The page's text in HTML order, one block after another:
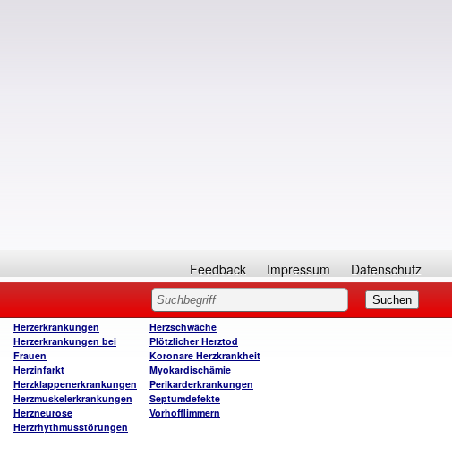
Feedback Impressum Datenschutz
Herzerkrankungen
Herzerkrankungen bei
Frauen
Herzinfarkt
Herzklappenerkrankungen
Herzmuskelerkrankungen
Herzneurose
Herzrhythmusstörungen
Herzschwäche
Plötzlicher Herztod
Koronare Herzkrankheit
Myokardischämie
Perikarderkrankungen
Septumdefekte
Vorhofflimmern